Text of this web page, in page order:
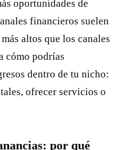
oportunidades de
financieros suelen
altos que los canales
cómo podrías
dentro de tu nicho:
ofrecer servicios o
por qué